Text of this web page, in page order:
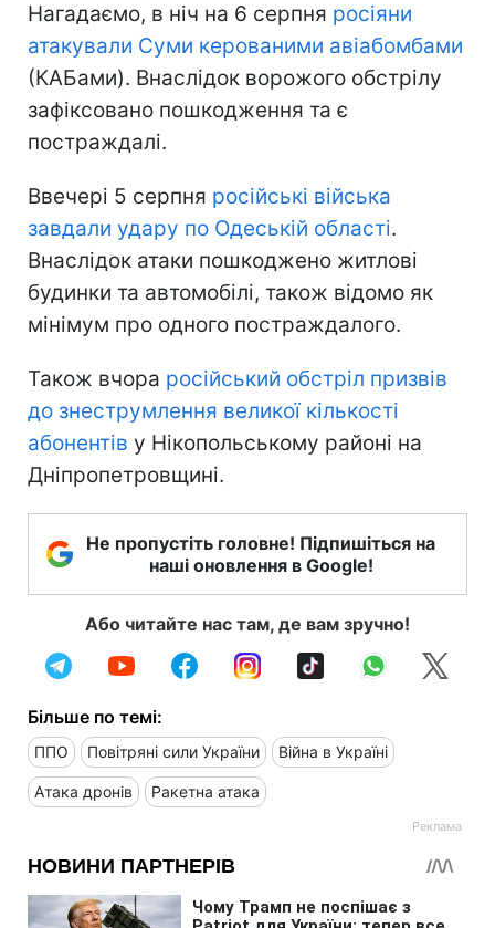
Нагадаємо, в ніч на 6 серпня росіяни
атакували Суми керованими авіабомбами
(КАБами). Внаслідок ворожого обстрілу
зафіксовано пошкодження та є
постраждалі.
Ввечері 5 серпня російські війська
завдали удару по Одеській області.
Внаслідок атаки пошкоджено житлові
будинки та автомобілі, також відомо як
мінімум про одного постраждалого.
Також вчора російський обстріл призвів
до знеструмлення великої кількості
абонентів у Нікопольському районі на
Дніпропетровщині.
Не пропустіть головне! Підпишіться на
наші оновлення в Google!
Або читайте нас там, де вам зручно!
Більше по темі:
ППО Повітряні сили України Війна в Україні
Атака дронів Ракетна атака